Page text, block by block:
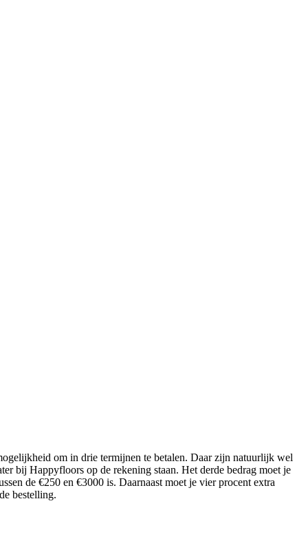
om in drie termijnen te betalen. Daar zijn natuurlijk wel
bij Happyfloors op de rekening staan. Het derde bedrag moet je
de €250 en €3000 is. Daarnaast moet je vier procent extra
bestelling.